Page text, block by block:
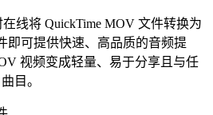
线将 QuickTime MOV 文件转换为
即可提供快速、高品质的音频提
视频变成轻量、易于分享且与任
目。